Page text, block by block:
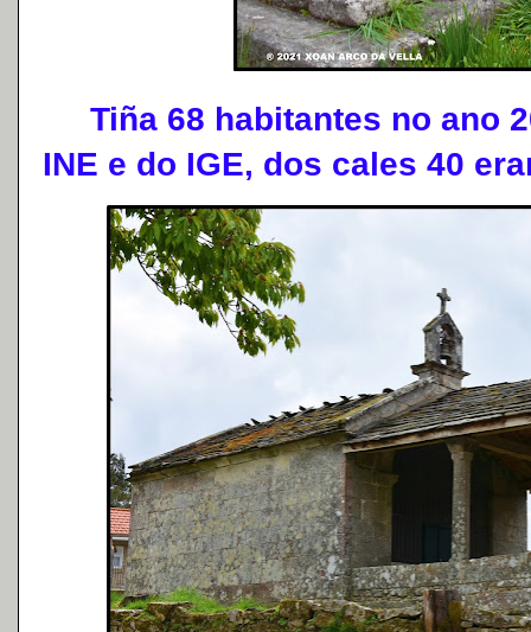
Tiña 68 habitantes no ano
INE e do IGE, dos cales 40